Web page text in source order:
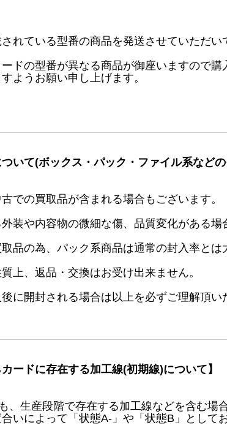
れている型番の商品を発送させていただい
ドの型番が異なる商品が御座いますので
ようお願い申し上げます。
ついて(ボックス・パック・ファイル系など
での買取品が含まれる場合もございます。
装や内容物の微細な傷、品質変化がある場
品の為、パック系商品は通常の封入率と
上、返品・交換はお受け出来ません。
に開封される場合は以上を必ずご理解頂
カードに存在する加工線(初期線)について】
、生産段階で存在する加工線などを含む場
いによって「状態A-」や「状態B」として